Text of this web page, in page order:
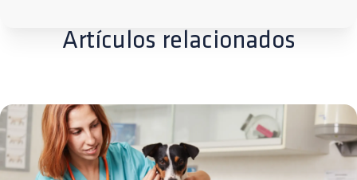
Artículos relacionados